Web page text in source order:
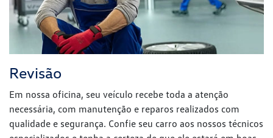
Revisão
Em nossa oficina, seu veículo recebe toda a atenção
necessária, com manutenção e reparos realizados com
qualidade e segurança. Confie seu carro aos nossos técnicos